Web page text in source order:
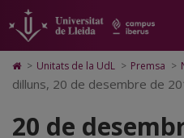
20
de
desembre
de
2010
pàgina
principal.
Universitat
Lleida
contingut
principal
Mapa
Web.
Universitat
Cerca
Accessibilitat.
Universitat
Lleida
Icono
de
Home
ir
a
> Unitats de la UdL > Premsa >
dilluns, 20 de desembre de
20 de